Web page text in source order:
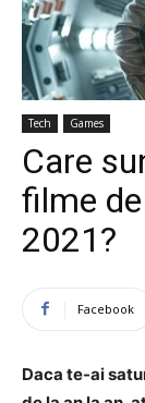
Tech Games
Care
filme
2021?
Facebook
Daca te-ai